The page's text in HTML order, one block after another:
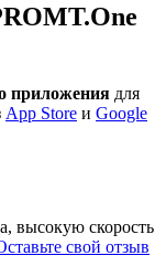
приложения для
App Store и Google
высокую скорость
свой отзыв